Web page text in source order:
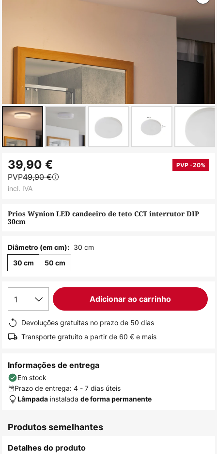
para
início
Galeria
de
Prios Wynion LED candeeiro de teto CCT interrutor DIP
30cm
39,90 € PVP -20%
PVP49,90 €
incl. IVA
Diâmetro (em cm): 30 cm
30 cm 50 cm
1 Adicionar ao carrinho
Devoluções gratuitas no prazo de 50 dias
Transporte gratuito a partir de 60 € e mais
Informações de entrega
Em stock
Prazo de entrega: 4 - 7 dias úteis
Lâmpada instalada de forma permanente
Produtos semelhantes
Detalhes do produto